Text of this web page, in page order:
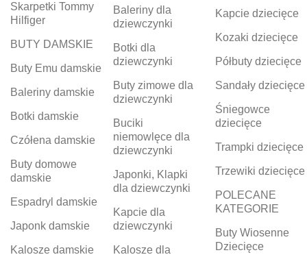
Skarpetki Tommy
Hilfiger
BUTY DAMSKIE
Buty Emu damskie
Baleriny damskie
Botki damskie
Czółena damskie
Buty domowe
damskie
Espadryl damskie
Japonk damskie
Kalosze damskie
Baleriny dla
dziewczynki
Botki dla
dziewczynki
Buty zimowe dla
dziewczynki
Buciki
niemowlęce dla
dziewczynki
Japonki, Klapki
dla dziewczynki
Kapcie dla
dziewczynki
Kalosze dla
Kapcie dziecięce
Kozaki dziecięce
Półbuty dziecięce
Sandały dziecięce
Śniegowce
dziecięce
Trampki dziecięce
Trzewiki dziecięce
POLECANE
KATEGORIE
Buty Wiosenne
Dziecięce